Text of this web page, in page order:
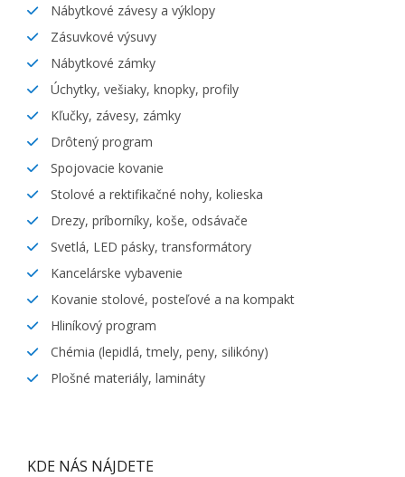
Nábytkové závesy a výklopy
Zásuvkové výsuvy
Nábytkové zámky
Úchytky, vešiaky, knopky, profily
Kľučky, závesy, zámky
Drôtený program
Spojovacie kovanie
Stolové a rektifikačné nohy, kolieska
Drezy, príborníky, koše, odsávače
Svetlá, LED pásky, transformátory
Kancelárske vybavenie
Kovanie stolové, posteľové a na kompakt
Hliníkový program
Chémia (lepidlá, tmely, peny, silikóny)
Plošné materiály, lamináty
KDE NÁS NÁJDETE